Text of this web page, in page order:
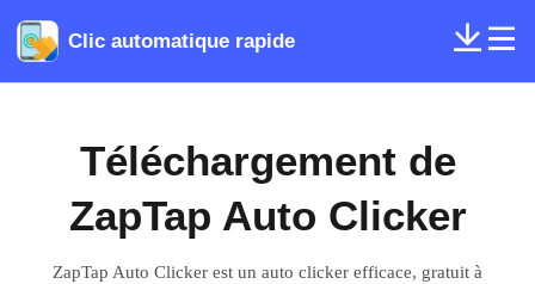
Clic automatique rapide
Téléchargement de
ZapTap Auto Clicker
ZapTap Auto Clicker est un auto clicker efficace, gratuit à